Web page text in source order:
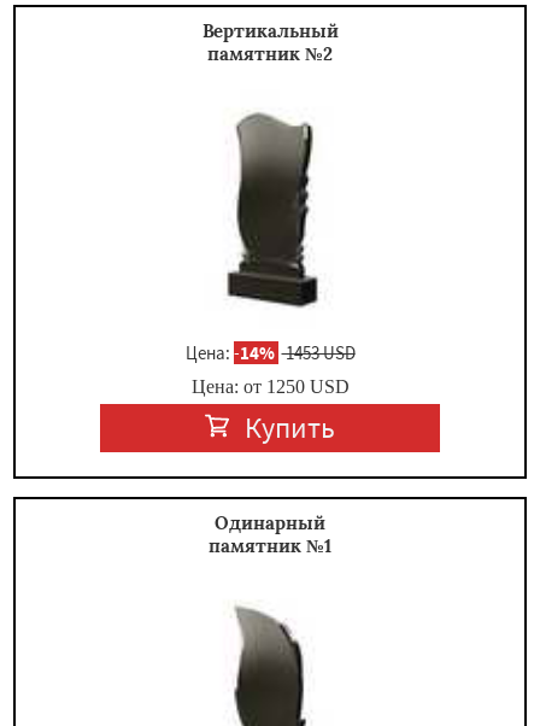
Вертикальный
памятник №2
Цена: -14% 1453 USD
Цена: от 1250USD
Купить
Одинарный
памятник №1
Даю согласие на обработку персональных данных